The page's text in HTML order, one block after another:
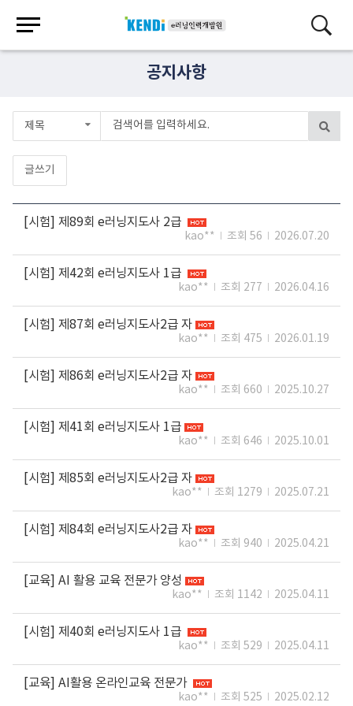
공지사항
제목
글쓰기
[시험] 제89회 e러닝지도사 2급
kao** 조회 56 2026.07.20
[시험] 제42회 e러닝지도사 1급
kao** 조회 277 2026.04.16
[시험] 제87회 e러닝지도사2급 자
kao** 조회 475 2026.01.19
[시험] 제86회 e러닝지도사2급 자
kao** 조회 660 2025.10.27
[시험] 제41회 e러닝지도사 1급
kao** 조회 646 2025.10.01
[시험] 제85회 e러닝지도사2급 자
kao** 조회 1279 2025.07.21
[시험] 제84회 e러닝지도사2급 자
kao** 조회 940 2025.04.21
[교육] AI 활용 교육 전문가 양성
kao** 조회 1142 2025.04.11
[시험] 제40회 e러닝지도사 1급
kao** 조회 529 2025.04.11
[교육] AI활용 온라인교육 전문가
kao** 조회 525 2025.02.12